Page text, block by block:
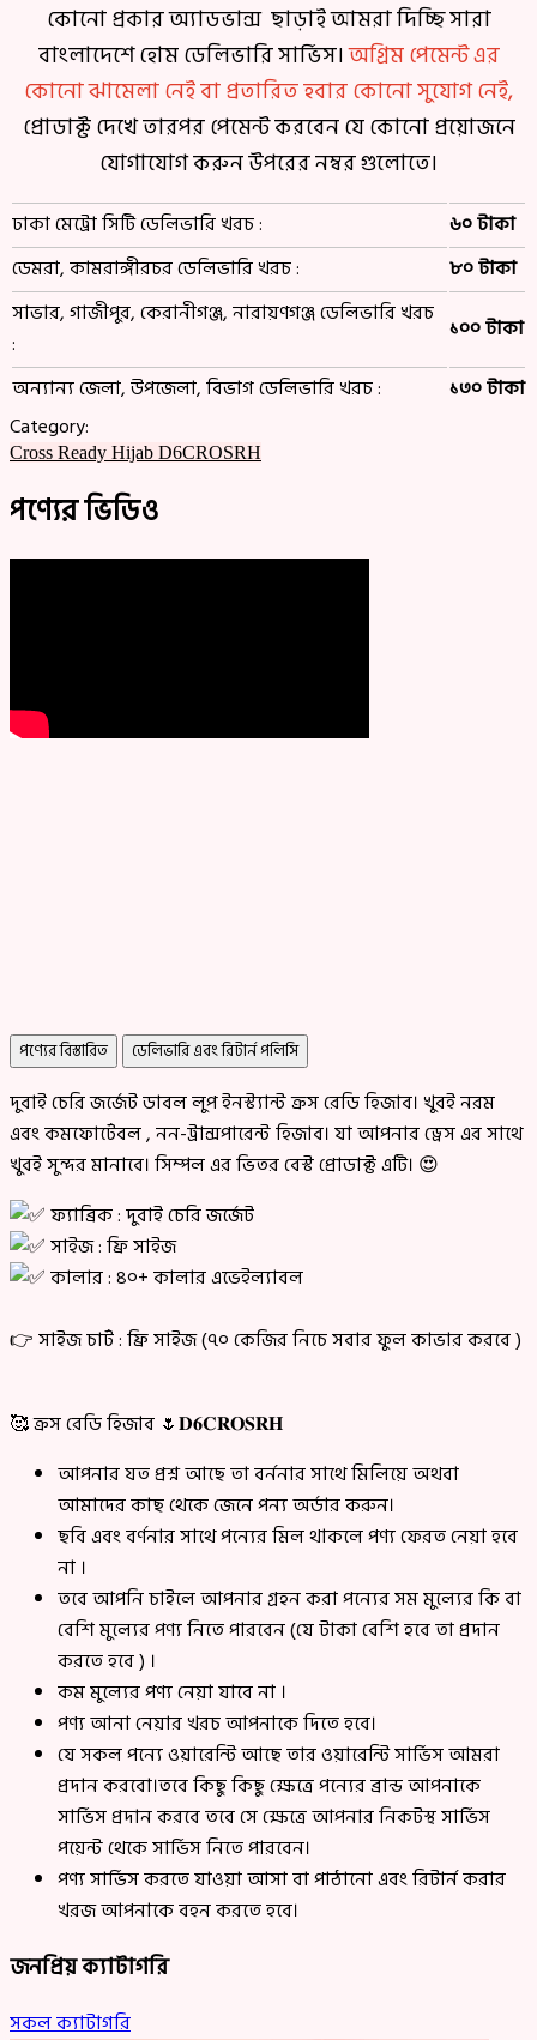
কোনো প্রকার অ্যাডভান্স ছাড়াই আমরা দিচ্ছি সারা
বাংলাদেশে হোম ডেলিভারি সার্ভিস।অগ্রিম পেমেন্ট এর
কোনো ঝামেলা নেই বা প্রতারিত হবার কোনো সুযোগ নেই,
প্রোডাক্ট দেখে তারপর পেমেন্ট করবেন যে কোনো প্রয়োজনে
যোগাযোগ করুন উপরের নম্বর গুলোতে।
ঢাকা মেট্রো সিটি ডেলিভারি খরচ :
৬০ টাকা
ডেমরা, কামরাঙ্গীরচর ডেলিভারি খরচ :
৮০ টাকা
সাভার, গাজীপুর, কেরানীগঞ্জ, নারায়ণগঞ্জ ডেলিভারি খরচ
:
১০০ টাকা
অন্যান্য জেলা, উপজেলা, বিভাগ ডেলিভারি খরচ :
১৩০ টাকা
Category:
Cross Ready Hijab D6CROSRH
পণ্যের ভিডিও
পণ্যের বিস্তারিত ডেলিভারি এবং রিটার্ন পলিসি
দুবাই চেরি জর্জেট ডাবল লুপ ইনস্ট্যান্ট ক্রস রেডি হিজাব। খুবই নরম
এবং কমফোর্টেবল , নন-ট্রান্সপারেন্ট হিজাব। যা আপনার ড্রেস এর সাথে
খুবই সুন্দর মানাবে। সিম্পল এর ভিতর বেস্ট প্রোডাক্ট এটি। 😍
ফ্যাব্রিক : দুবাই চেরি জর্জেট
সাইজ : ফ্রি সাইজ
কালার : ৪০+ কালার এভেইল্যাবল
👉 সাইজ চার্ট : ফ্রি সাইজ (৭০ কেজির নিচে সবার ফুল কাভার করবে )
🥰 ক্রস রেডি হিজাব 🌷𝐃𝟔𝐂𝐑𝐎𝐒𝐑𝐇
আপনার যত প্রশ্ন আছে তা বর্ননার সাথে মিলিয়ে অথবা
আমাদের কাছ থেকে জেনে পন্য অর্ডার করুন।
ছবি এবং বর্ণনার সাথে পন্যের মিল থাকলে পণ্য ফেরত নেয়া হবে
না ।
তবে আপনি চাইলে আপনার গ্রহন করা পন্যের সম মুল্যের কি বা
বেশি মুল্যের পণ্য নিতে পারবেন (যে টাকা বেশি হবে তা প্রদান
করতে হবে ) ।
কম মুল্যের পণ্য নেয়া যাবে না ।
পণ্য আনা নেয়ার খরচ আপনাকে দিতে হবে।
যে সকল পন্যে ওয়ারেন্টি আছে তার ওয়ারেন্টি সার্ভিস আমরা
প্রদান করবো।তবে কিছু কিছু ক্ষেত্রে পন্যের ব্রান্ড আপনাকে
সার্ভিস প্রদান করবে তবে সে ক্ষেত্রে আপনার নিকটস্থ সার্ভিস
পয়েন্ট থেকে সার্ভিস নিতে পারবেন।
পণ্য সার্ভিস করতে যাওয়া আসা বা পাঠানো এবং রিটার্ন করার
খরজ আপনাকে বহন করতে হবে।
জনপ্রিয় ক্যাটাগরি
সকল ক্যাটাগরি